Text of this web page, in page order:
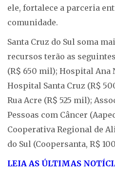
ele, fortalece a parceria
comunidade.
Santa Cruz do Sul soma
recursos terão as
(R$ 650 mil); Hospital Ana
Hospital Santa Cruz (R$
Rua Acre (R$ 525 mil);
Pessoas com Câncer
Cooperativa Regional de
do Sul (Coopersanta, R$
LEIA AS ÚLTIMAS